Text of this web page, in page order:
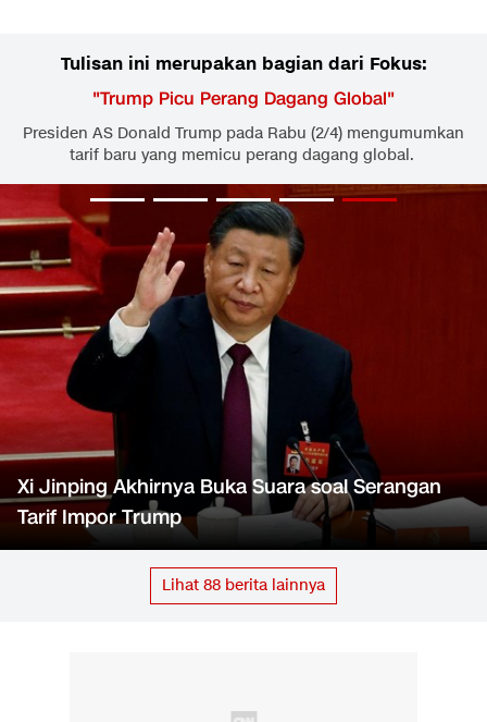
Tulisan ini merupakan bagian dari Fokus:
"Trump Picu Perang Dagang Global"
Presiden AS Donald Trump pada Rabu (2/4) mengumumkan
tarif baru yang memicu perang dagang global.
Xi Jinping Akhirnya Buka Suara soal Serangan
Tarif Impor Trump
Lihat 88 berita lainnya